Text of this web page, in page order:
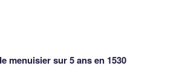
menuisier sur 5 ans en 1530